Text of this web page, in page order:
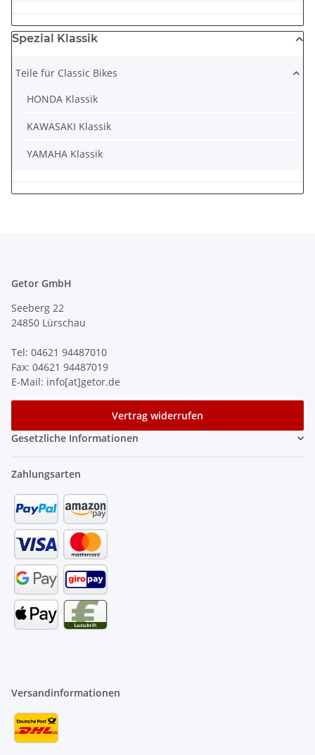
Spezial Klassik
Teile für Classic Bikes
HONDA Klassik
KAWASAKI Klassik
YAMAHA Klassik
Getor GmbH
Seeberg 22
24850 Lürschau
Tel: 04621 94487010
Fax: 04621 94487019
E-Mail: info[at]getor.de
Vertrag widerrufen
Gesetzliche Informationen
Zahlungsarten
Versandinformationen